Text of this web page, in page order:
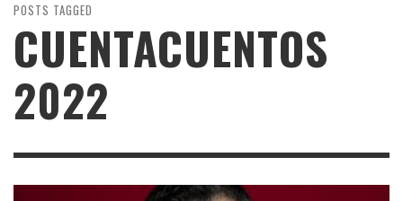
POSTS TAGGED
CUENTACUENTOS
2022